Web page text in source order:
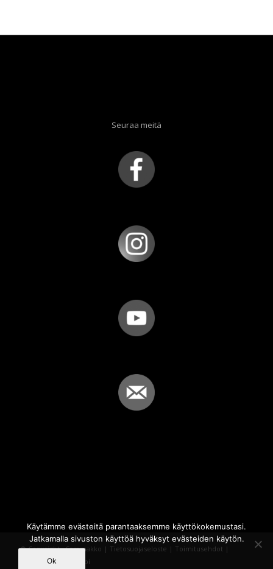
Seuraa meitä
© Copyright - Sammakko | Tietosuojaseloste | Toimitusehdot |
Powered by
iQWebbi
Käytämme evästeitä parantaaksemme käyttökokemustasi.
Jatkamalla sivuston käyttöä hyväksyt evästeiden käytön.
Ok